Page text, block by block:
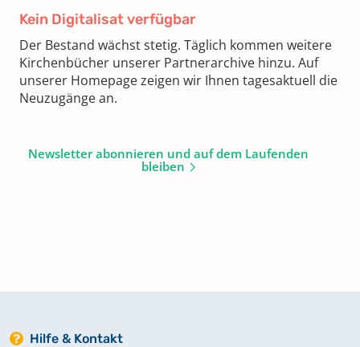
Kein Digitalisat verfügbar
Der Bestand wächst stetig. Täglich kommen weitere
Kirchenbücher unserer Partnerarchive hinzu. Auf
unserer Homepage zeigen wir Ihnen tagesaktuell die
Neuzugänge an.
Newsletter abonnieren und auf dem Laufenden
bleiben
Hilfe & Kontakt